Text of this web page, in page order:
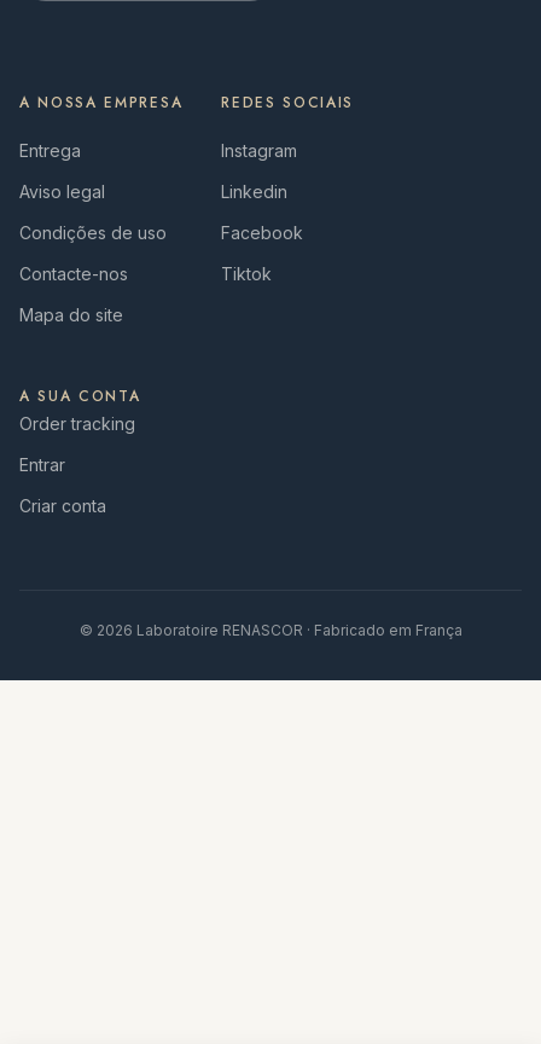
A NOSSA EMPRESA
Entrega
Aviso legal
Condições de uso
Contacte-nos
Mapa do site
REDES SOCIAIS
Instagram
Linkedin
Facebook
Tiktok
A SUA CONTA
Order tracking
Entrar
Criar conta
© 2026 Laboratoire RENASCOR · Fabricado em França